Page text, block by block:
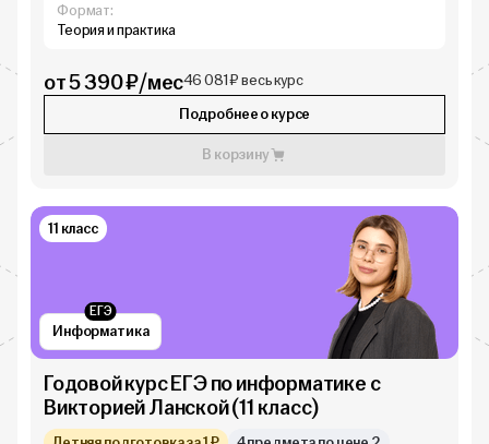
Формат:
Теория и практика
от 5 390 ₽/мес46 081 ₽ весь курс
Подробнее о курсе
В корзину
Информатика
ЕГЭ
11 класс
Годовой курс ЕГЭ по информатике с
Викторией Ланской (11 класс)